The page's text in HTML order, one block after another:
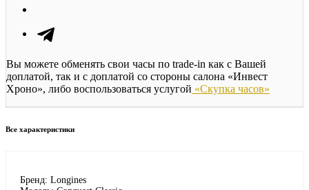
Вы можете обменять свои часы по trade-in как с Вашей
доплатой, так и с доплатой со стороны салона «Инвест
Хроно», либо воспользоваться услугой «Скупка часов»
Все характеристики
Бренд: Longines